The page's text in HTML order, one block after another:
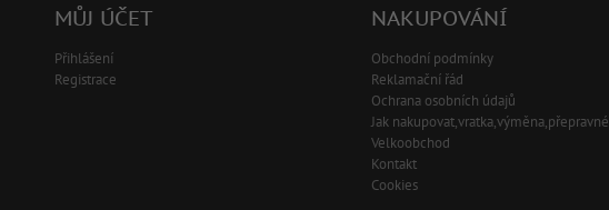
MŮJ ÚČET
Přihlášení
Registrace
NAKUPOVÁNÍ
Obchodní podmínky
Reklamační řád
Ochrana osobních údajů
Jak nakupovat,vratka,výměna,přepravné
Velkoobchod
Kontakt
Cookies